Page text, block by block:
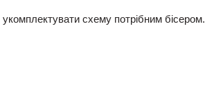
схему потрібним бісером.